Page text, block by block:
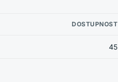
DOSTUPNOST
45